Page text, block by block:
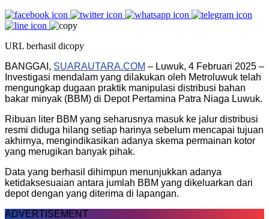
URL berhasil dicopy
BANGGAI, SUARAUTARA.COM – Luwuk, 4 Februari 2025 –
Investigasi mendalam yang dilakukan oleh Metroluwuk telah
mengungkap dugaan praktik manipulasi distribusi bahan
bakar minyak (BBM) di Depot Pertamina Patra Niaga Luwuk.
Ribuan liter BBM yang seharusnya masuk ke jalur distribusi
resmi diduga hilang setiap harinya sebelum mencapai tujuan
akhirnya, mengindikasikan adanya skema permainan kotor
yang merugikan banyak pihak.
Data yang berhasil dihimpun menunjukkan adanya
ketidaksesuaian antara jumlah BBM yang dikeluarkan dari
depot dengan yang diterima di lapangan.
ADVERTISEMENT